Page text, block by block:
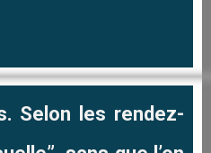
Selon les rendez-